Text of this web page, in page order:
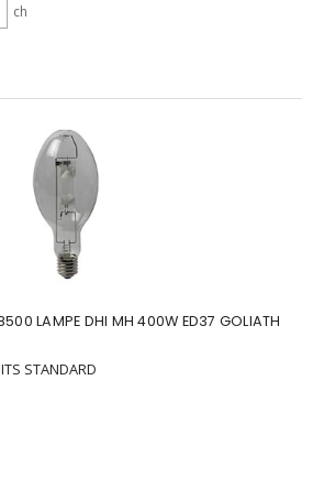
ch
LAMPE DHI MH 400W ED37 GOLIATH
STANDARD